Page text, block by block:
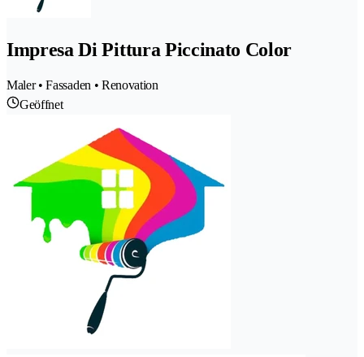
Impresa Di Pittura Piccinato Color
Maler • Fassaden • Renovation
Geöffnet